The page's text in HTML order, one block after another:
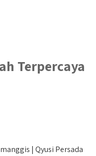
Terpercaya
| Qyusi Persada